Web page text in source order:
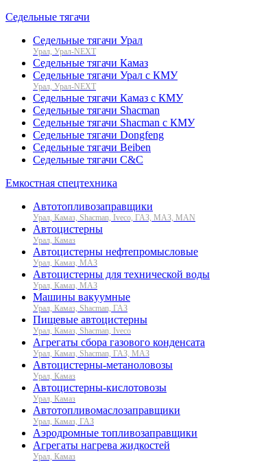
Седельные тягачи
Седельные тягачи Урал
Урал, Урал-NEXT
Седельные тягачи Камаз
Седельные тягачи Урал с КМУ
Урал, Урал-NEXT
Седельные тягачи Камаз с КМУ
Седельные тягачи Shacman
Седельные тягачи Shacman с КМУ
Седельные тягачи Dongfeng
Седельные тягачи Beiben
Седельные тягачи C&C
Емкостная спецтехника
Автотопливозаправщики
Урал, Камаз, Shacman, Iveco, ГАЗ, МАЗ, MAN
Автоцистерны
Урал, Камаз
Автоцистерны нефтепромысловые
Урал, Камаз, МАЗ
Автоцистерны для технической воды
Урал, Камаз, МАЗ
Машины вакуумные
Урал, Камаз, Shacman, ГАЗ
Пищевые автоцистерны
Урал, Камаз, Shacman, Iveco
Агрегаты сбора газового конденсата
Урал, Камаз, Shacman, ГАЗ, МАЗ
Автоцистерны-метаноловозы
Урал, Камаз
Автоцистерны-кислотовозы
Урал, Камаз
Автотопливомаслозаправщики
Урал, Камаз, ГАЗ
Аэродромные топливозаправщики
Агрегаты нагрева жидкостей
Урал, Камаз